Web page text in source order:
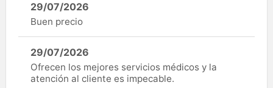
29/07/2026
Buen precio
29/07/2026
Ofrecen los mejores servicios médicos y la
atención al cliente es impecable.